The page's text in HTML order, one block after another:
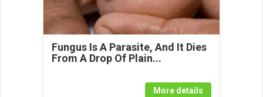
Fungus Is A Parasite, And It Dies
From A Drop Of Plain...
More details